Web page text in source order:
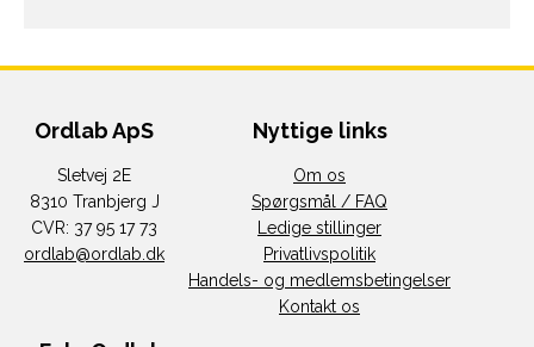
Ordlab ApS
Sletvej 2E
8310 Tranbjerg J
CVR: 37 95 17 73
ordlab@ordlab.dk
Nyttige links
Om os
Spørgsmål / FAQ
Ledige stillinger
Privatlivspolitik
Handels- og medlemsbetingelser
Kontakt os